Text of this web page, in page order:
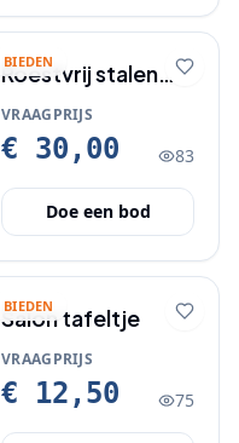
BIEDEN
Roestvrij stalen
messenset te
koop
VRAAGPRIJS
€ 30,00 83
Doe een bod
BIEDEN
Salon tafeltje
VRAAGPRIJS
€ 12,50 75